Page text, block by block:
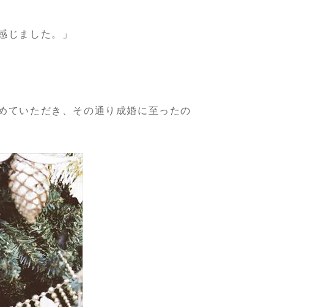
じました。」
ていただき、その通り成婚に至ったの